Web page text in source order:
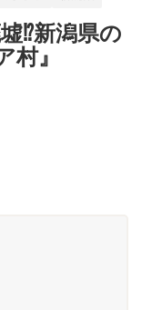
⁉新潟県の
村』